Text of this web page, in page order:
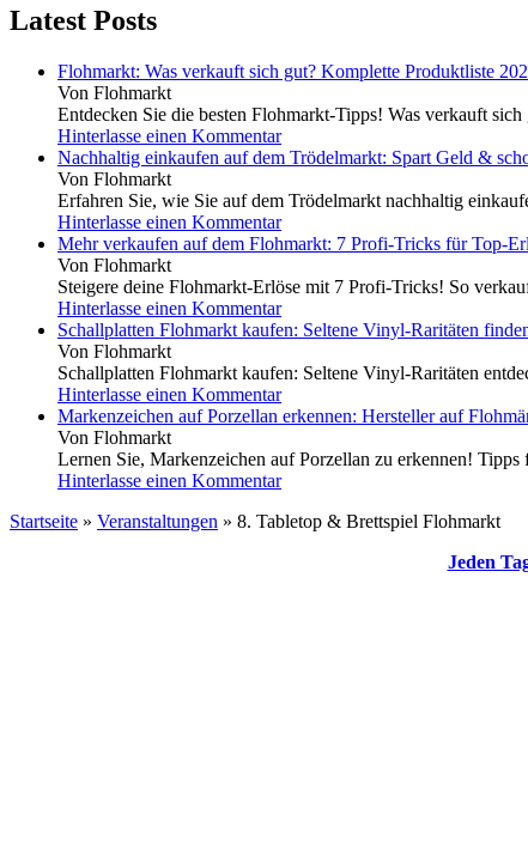
Latest Posts
Flohmarkt: Was verkauft sich gut? Komplette Produktliste
Von Flohmarkt
Entdecken Sie die besten Flohmarkt-Tipps! Was verkauft
Hinterlasse einen Kommentar
Nachhaltig einkaufen auf dem Trödelmarkt: Spart Geld &
Von Flohmarkt
Erfahren Sie, wie Sie auf dem Trödelmarkt nachhaltig
Hinterlasse einen Kommentar
Mehr verkaufen auf dem Flohmarkt: 7 Profi-Tricks für Top-
Von Flohmarkt
Steigere deine Flohmarkt-Erlöse mit 7 Profi-Tricks! So
Hinterlasse einen Kommentar
Schallplatten Flohmarkt kaufen: Seltene Vinyl-Raritäten
Von Flohmarkt
Schallplatten Flohmarkt kaufen: Seltene Vinyl-Raritäten
Hinterlasse einen Kommentar
Markenzeichen auf Porzellan erkennen: Hersteller auf
Von Flohmarkt
Lernen Sie, Markenzeichen auf Porzellan zu erkennen!
Hinterlasse einen Kommentar
Startseite » Veranstaltungen » 8. Tabletop & Brettspiel Flohmarkt
Jeden